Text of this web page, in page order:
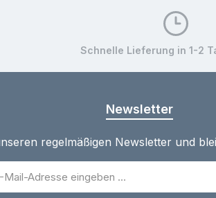
Schnelle Lieferung in 1-2
Newsletter
regelmäßigen Newsletter und